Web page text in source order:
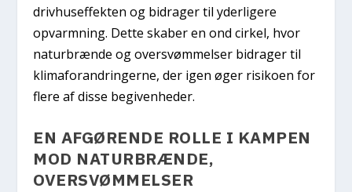
drivhuseffekten og bidrager til yderligere
opvarmning. Dette skaber en ond cirkel, hvor
naturbrænde og oversvømmelser bidrager til
klimaforandringerne, der igen øger risikoen for
flere af disse begivenheder.
EN AFGØRENDE ROLLE I KAMPEN
MOD NATURBRÆNDE,
OVERSVØMMELSER